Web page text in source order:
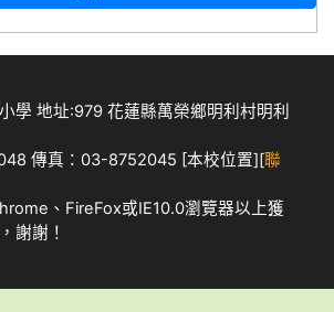
學 地址:979 花蓮縣萬榮鄉明利村明利
傳真：03-8752045 [本校位置][聯
、 FireFox或IE10.0瀏覽器以上獲
謝謝！